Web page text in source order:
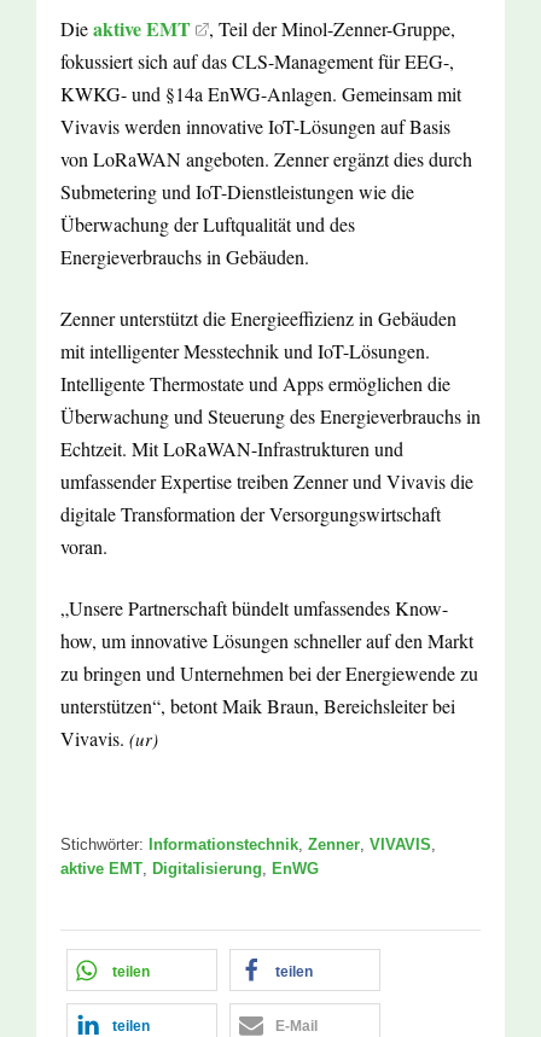
Dieaktive EMT
, Teil der Minol-Zenner-Gruppe,
fokussiert sich auf das CLS-Management für EEG-,
KWKG- und §14a EnWG-Anlagen. Gemeinsam mit
Vivavis werden innovative IoT-Lösungen auf Basis
von LoRaWAN angeboten. Zenner ergänzt dies durch
Submetering und IoT-Dienstleistungen wie die
Überwachung der Luftqualität und des
Energieverbrauchs in Gebäuden.
Zenner unterstützt die Energieeffizienz in Gebäuden
mit intelligenter Messtechnik und IoT-Lösungen.
Intelligente Thermostate und Apps ermöglichen die
Überwachung und Steuerung des Energieverbrauchs in
Echtzeit. Mit LoRaWAN-Infrastrukturen und
umfassender Expertise treiben Zenner und Vivavis die
digitale Transformation der Versorgungswirtschaft
voran.
„Unsere Partnerschaft bündelt umfassendes Know-
how, um innovative Lösungen schneller auf den Markt
zu bringen und Unternehmen bei der Energiewende zu
unterstützen“, betont Maik Braun, Bereichsleiter bei
Vivavis. (ur)
Stichwörter: Informationstechnik, Zenner, VIVAVIS,
aktive EMT, Digitalisierung, EnWG
teilen teilen
teilen E-Mail